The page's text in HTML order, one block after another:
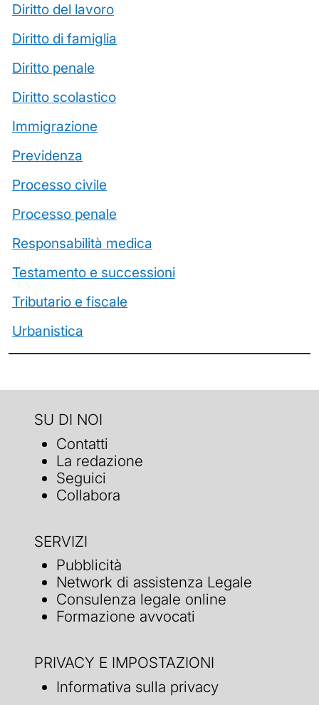
Diritto del lavoro
Diritto di famiglia
Diritto penale
Diritto scolastico
Immigrazione
Previdenza
Processo civile
Processo penale
Responsabilità medica
Testamento e successioni
Tributario e fiscale
Urbanistica
SU DI NOI
Contatti
La redazione
Seguici
Collabora
SERVIZI
Pubblicità
Network di assistenza Legale
Consulenza legale online
Formazione avvocati
PRIVACY E IMPOSTAZIONI
Informativa sulla privacy